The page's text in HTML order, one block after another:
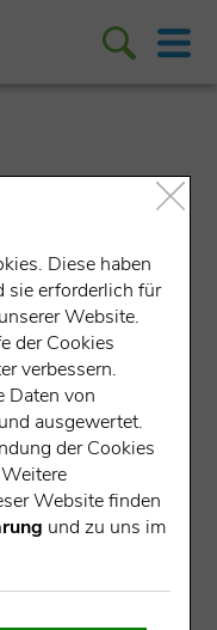
Diese haben
sie erforderlich für
Website.
der Cookies
verbessern.
Daten von
ausgewertet.
der Cookies
Website finden
und zu uns im